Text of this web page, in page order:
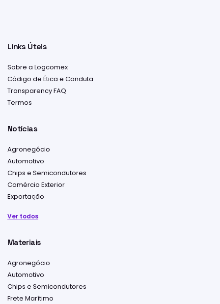
Links Úteis
Sobre a Logcomex
Código de Ética e Conduta
Transparency FAQ
Termos
Notícias
Agronegócio
Automotivo
Chips e Semicondutores
Comércio Exterior
Exportação
Ver todos
Materiais
Agronegócio
Automotivo
Chips e Semicondutores
Frete Marítimo